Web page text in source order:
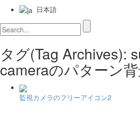
日本語
タグ(Tag Archives):
cameraのパターン
監視カメラのフリーアイコン2